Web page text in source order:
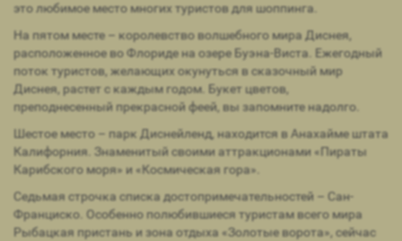
это любимое место многих туристов для шоппинга.
На пятом месте – королевство волшебного мира Диснея,
расположенное во Флориде на озере Буэна-Виста. Ежегодный
поток туристов, желающих окунуться в сказочный мир
Диснея, растет с каждым годом. Букет цветов,
преподнесенный прекрасной феей, вы запомните надолго.
Шестое место – парк Диснейленд, находится в Анахайме штата
Калифорния. Знаменитый своими аттракционами «Пираты
Карибского моря» и «Космическая гора».
Седьмая строчка списка достопримечательностей – Сан-
Франциско. Особенно полюбившиеся туристам всего мира
Рыбацкая пристань и зона отдыха «Золотые ворота», сейчас